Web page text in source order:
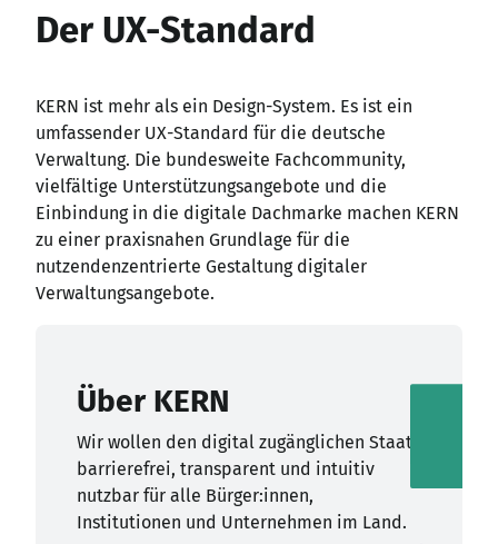
Der UX-Standard
KERN ist mehr als ein Design-System. Es ist ein
umfassender UX-Standard für die deutsche
Verwaltung. Die bundesweite Fachcommunity,
vielfältige Unterstützungsangebote und die
Einbindung in die digitale Dachmarke machen KERN
zu einer praxisnahen Grundlage für die
nutzendenzentrierte Gestaltung digitaler
Verwaltungsangebote.
Über KERN
Wir wollen den digital zugänglichen Staat:
barrierefrei, transparent und intuitiv
nutzbar für alle Bürger:innen,
Institutionen und Unternehmen im Land.